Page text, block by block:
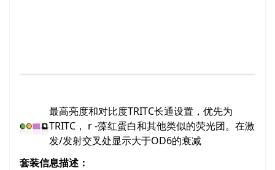
最高亮度和对比度TRITC长通设置，优先为
TRITC， r -藻红蛋白和其他类似的荧光团。在激
发/发射交叉处显示大于OD6的衰减
套装信息描述：